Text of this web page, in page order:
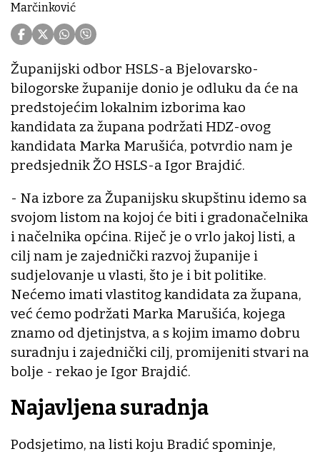
Marčinković
Županijski odbor HSLS-a Bjelovarsko-
bilogorske županije donio je odluku da će na
predstojećim lokalnim izborima kao
kandidata za župana podržati HDZ-ovog
kandidata Marka Marušića, potvrdio nam je
predsjednik ŽO HSLS-a Igor Brajdić.
- Na izbore za Županijsku skupštinu idemo sa
svojom listom na kojoj će biti i gradonačelnika
i načelnika općina. Riječ je o vrlo jakoj listi, a
cilj nam je zajednički razvoj županije i
sudjelovanje u vlasti, što je i bit politike.
Nećemo imati vlastitog kandidata za župana,
već ćemo podržati Marka Marušića, kojega
znamo od djetinjstva, a s kojim imamo dobru
suradnju i zajednički cilj, promijeniti stvari na
bolje - rekao je Igor Brajdić.
Najavljena suradnja
Podsjetimo, na listi koju Bradić spominje,